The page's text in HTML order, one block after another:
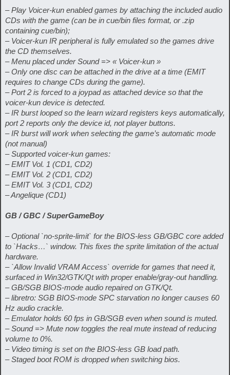
– Play Voicer-kun enabled games by attaching the included audio
CDs with the game (can be in cue/bin files format, or .zip
containing cue/bin);
– Voicer-kun IR peripheral is fully emulated so the games drive
the CD themselves.
– Menu placed under Sound => « Voicer-kun »
– Only one disc can be attached in the drive at a time (EMIT
requires to change CDs during the game).
– Port 2 is forced to a joypad as attached device so that the
voicer-kun device is detected.
– IR burst looped so the learn wizard registers keys automatically,
port 2 reports only the device id, not player buttons.
– IR burst will work when selecting the game’s automatic mode
(not manual)
– Supported voicer-kun games:
– EMIT Vol. 1 (CD1, CD2)
– EMIT Vol. 2 (CD1, CD2)
– EMIT Vol. 3 (CD1, CD2)
– Angelique (CD1)
GB / GBC / SuperGameBoy
– Optional `no-sprite-limit` for the BIOS-less GB/GBC core added
to `Hacks…` window. This fixes the sprite limitation of the actual
hardware.
– `Allow Invalid VRAM Access` override for games that need it,
surfaced in Win32/GTK/Qt with proper enable/gray-out handling.
– GB/SGB BIOS-mode audio repaired on GTK/Qt.
– libretro: SGB BIOS-mode SPC starvation no longer causes 60
Hz audio crackle.
– Emulator holds 60 fps in GB/SGB even when sound is muted.
– Sound => Mute now toggles the real mute instead of reducing
volume to 0%.
– Video timing is set on the BIOS-less GB load path.
– Staged boot ROM is dropped when switching bios.